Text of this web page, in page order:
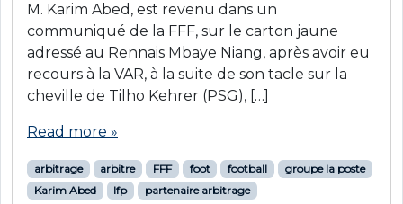
M. Karim Abed, est revenu dans un
communiqué de la FFF, sur le carton jaune
adressé au Rennais Mbaye Niang, après avoir eu
recours à la VAR, à la suite de son tacle sur la
cheville de Tilho Kehrer (PSG), […]
Read more »
arbitrage arbitre FFF foot football
groupe la poste
Karim Abed
lfp partenaire arbitrage